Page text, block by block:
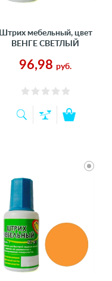
Штрих мебельный, цвет
ВЕНГЕ СВЕТЛЫЙ
96,98 руб.